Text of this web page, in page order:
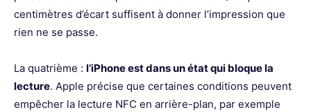
centimètres d’écart suffisent à donner l’impression que
rien ne se passe.
La quatrième : l’iPhone est dans un état qui bloque la
lecture. Apple précise que certaines conditions peuvent
empêcher la lecture NFC en arrière-plan, par exemple